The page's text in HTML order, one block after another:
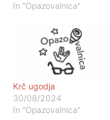
In "Opazovalnica"
Krč ugodja
30/08/2024
In "Opazovalnica"